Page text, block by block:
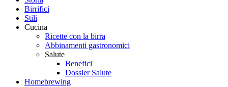
Birrifici
Stili
Cucina
Ricette con la birra
Abbinamenti gastronomici
Salute
Benefici
Dossier Salute
Homebrewing